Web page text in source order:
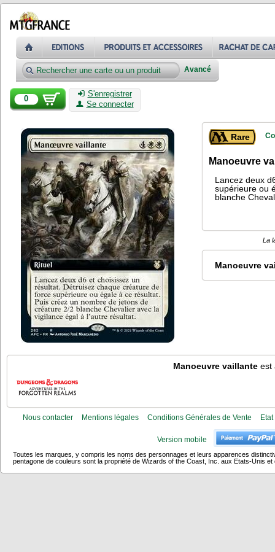
Avancé
0
S'enregistrer
Se connecter
Rare
Manoeuvre
Lancez deux
supérieure ou
blanche
La
Manoeuvre
Manoeuvre vaillante est
Nous contacter Mentions légales Conditions Générales de Vente
Version mobile
Toutes les marques, y compris les noms des personnages et leurs apparences
pentagone de couleurs sont la propriété de Wizards of the Coast, Inc. aux Etats-Unis